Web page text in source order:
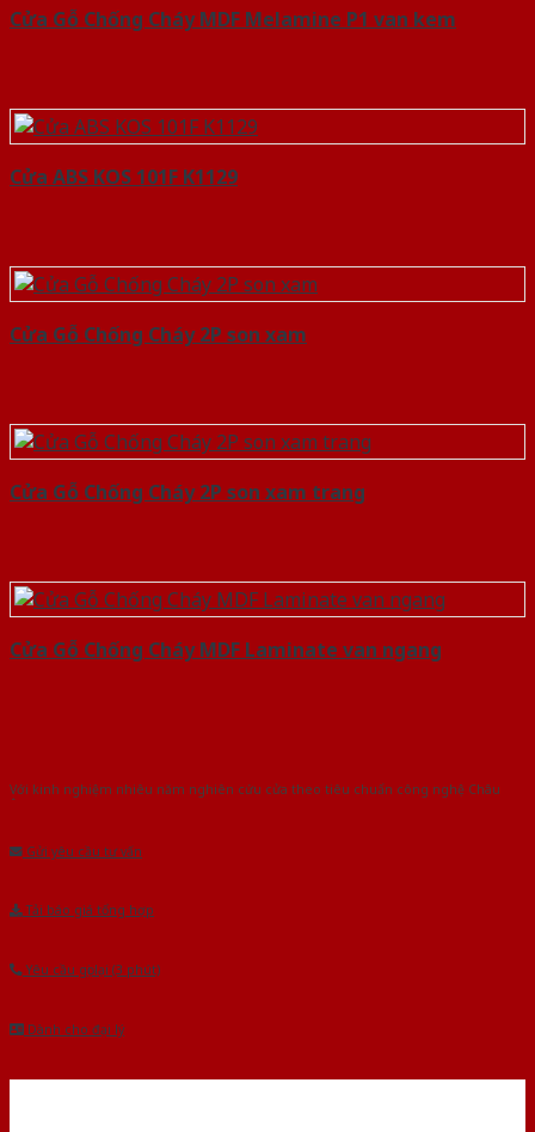
Cửa Gỗ Chống Cháy MDF Melamine P1 van kem
Cửa ABS KOS 101F K1129
Cửa Gỗ Chống Cháy 2P son xam
Cửa Gỗ Chống Cháy 2P son xam trang
Cửa Gỗ Chống Cháy MDF Laminate van ngang
Với kinh nghiệm nhiêu năm nghiên cứu cửa theo tiêu chuẩn công nghệ Châu
Gửi yêu cầu tư vấn
Tải báo giá tổng hợp
Yêu cầu gọi lại (3 phút)
Dành cho đại lý